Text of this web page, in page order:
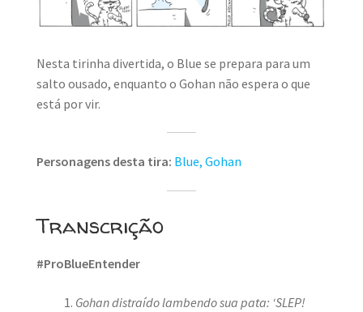
MINHA CONTA
CARRINHO
Search
for:
Nesta tirinha divertida, o Blue se prepara para um
salto ousado, enquanto o Gohan não espera o que
está por vir.
Personagens desta tira: Blue, Gohan
Transcrição
#ProBlueEntender
Gohan distraído lambendo sua pata: ‘SLEP!